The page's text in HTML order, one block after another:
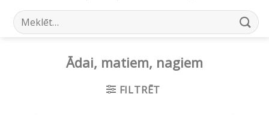
Search
for:
Ādai, matiem, nagiem
FILTRĒT